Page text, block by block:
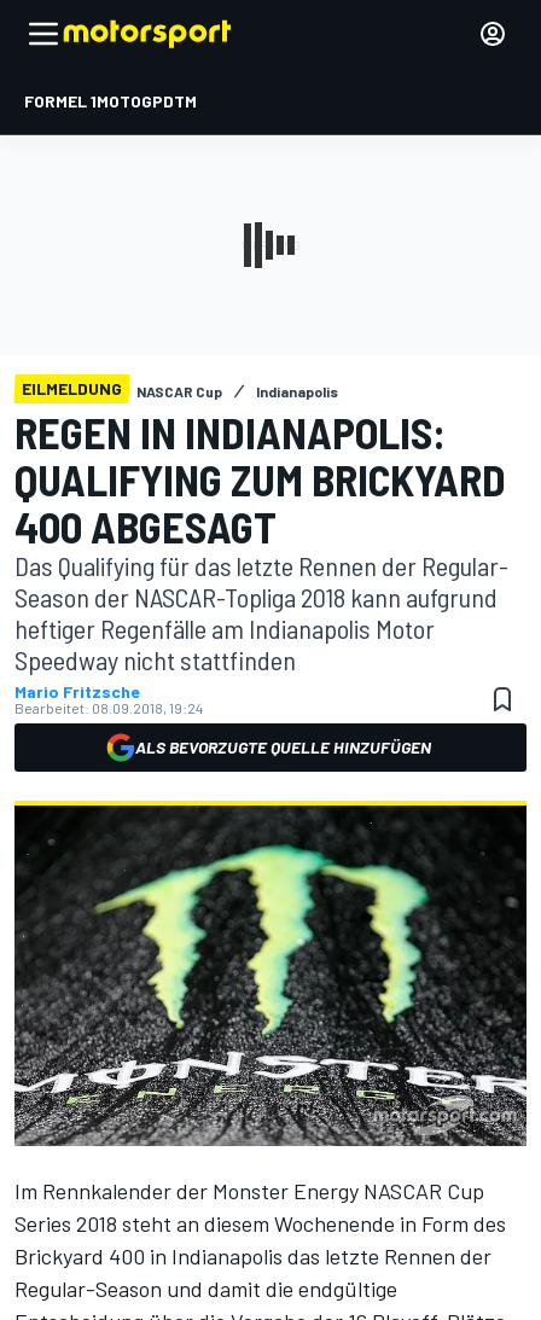
FORMEL 1MOTOGPDTM
EILMELDUNG NASCAR Cup Indianapolis
REGEN IN INDIANAPOLIS:
QUALIFYING ZUM BRICKYARD
400 ABGESAGT
Das Qualifying für das letzte Rennen der Regular-
Season der NASCAR-Topliga 2018 kann aufgrund
heftiger Regenfälle am Indianapolis Motor
Speedway nicht stattfinden
Mario Fritzsche
Bearbeitet: 08.09.2018, 19:24
ALS BEVORZUGTE QUELLE HINZUFÜGEN
Im Rennkalender der Monster Energy NASCAR Cup
Series 2018 steht an diesem Wochenende in Form des
Brickyard 400 in Indianapolis das letzte Rennen der
Regular-Season und damit die endgültige